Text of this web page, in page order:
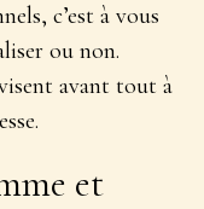
c’est à vous
ou non.
avant tout à
et